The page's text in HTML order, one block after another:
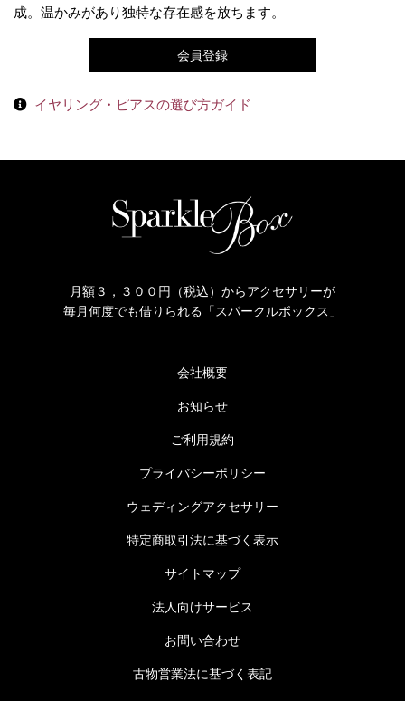
成。温かみがあり独特な存在感を放ちます。
会員登録
イヤリング・ピアスの選び方ガイド
月額３，３００円（税込）からアクセサリーが
毎月何度でも借りられる「スパークルボックス」
会社概要
お知らせ
ご利用規約
プライバシーポリシー
ウェディングアクセサリー
特定商取引法に基づく表示
サイトマップ
法人向けサービス
お問い合わせ
古物営業法に基づく表記